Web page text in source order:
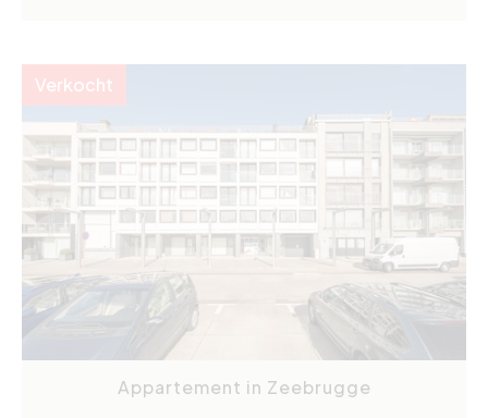
Verkocht
Appartement in Zeebrugge